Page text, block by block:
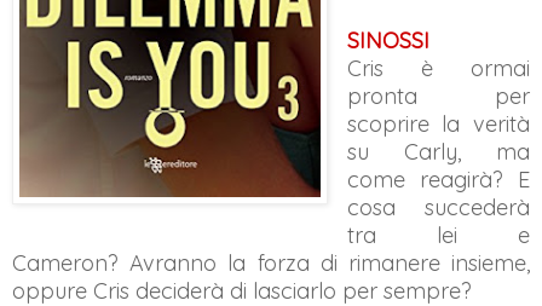
SINOSSI
Cris è ormai
pronta per
scoprire la verità
su Carly, ma
come reagirà? E
cosa succederà
tra lei e
Cameron? Avranno la forza di rimanere insieme,
oppure Cris deciderà di lasciarlo per sempre?